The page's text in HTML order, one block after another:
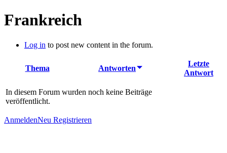
Frankreich
Log in to post new content in the forum.
Thema Antworten
Letzte
Antwort
In diesem Forum wurden noch keine Beiträge
veröffentlicht.
AnmeldenNeu Registrieren